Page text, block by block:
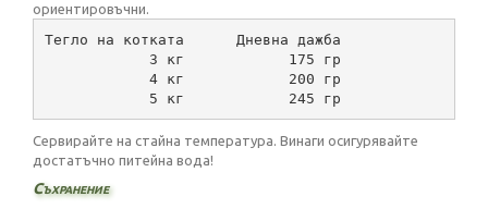
ориентировъчни.
Тегло на котката      Дневна дажба
            3 кг            175 гр
            4 кг            200 гр
            5 кг            245 гр
Сервирайте на стайна температура. Винаги осигурявайте
достатъчно питейна вода!
Съхранение